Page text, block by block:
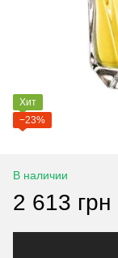
Хит
−23%
В наличии
2 613 грн